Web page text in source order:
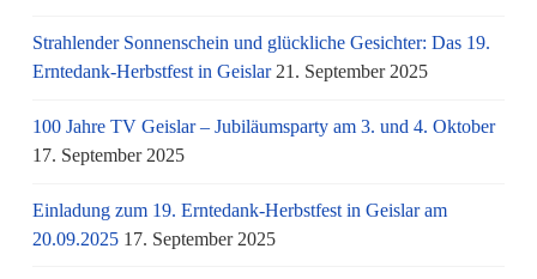
Strahlender Sonnenschein und glückliche Gesichter: Das 19.
Erntedank-Herbstfest in Geislar 21. September 2025
100 Jahre TV Geislar – Jubiläumsparty am 3. und 4. Oktober
17. September 2025
Einladung zum 19. Erntedank-Herbstfest in Geislar am
20.09.2025 17. September 2025